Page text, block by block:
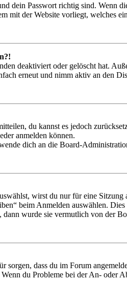
dein Passwort richtig sind. Wenn
mit der Website vorliegt, welches
deaktiviert oder gelöscht hat.
erneut und nimm aktiv an den
du kannst es jedoch
anmelden können.
dich an die Board-
wirst du nur für eine
beim Anmelden auswählen.
wurde sie vermutlich von der
dass du im Forum
du Probleme bei der An- oder